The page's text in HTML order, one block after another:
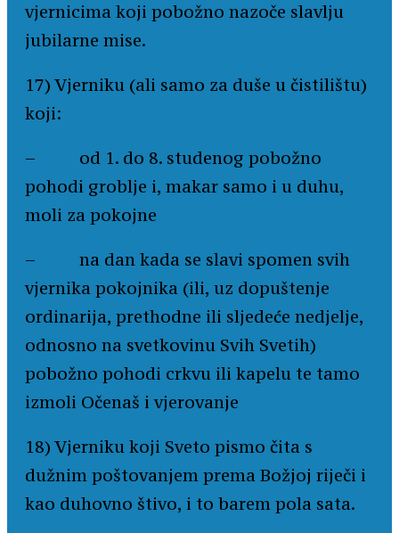
vjernicima koji pobožno nazoče slavlju
jubilarne mise.
17) Vjerniku (ali samo za duše u čistilištu)
koji:
– od 1. do 8. studenog pobožno
pohodi groblje i, makar samo i u duhu,
moli za pokojne
– na dan kada se slavi spomen svih
vjernika pokojnika (ili, uz dopuštenje
ordinarija, prethodne ili sljedeće nedjelje,
odnosno na svetkovinu Svih Svetih)
pobožno pohodi crkvu ili kapelu te tamo
izmoli Očenaš i vjerovanje
18) Vjerniku koji Sveto pismo čita s
dužnim poštovanjem prema Božjoj riječi i
kao duhovno štivo, i to barem pola sata.